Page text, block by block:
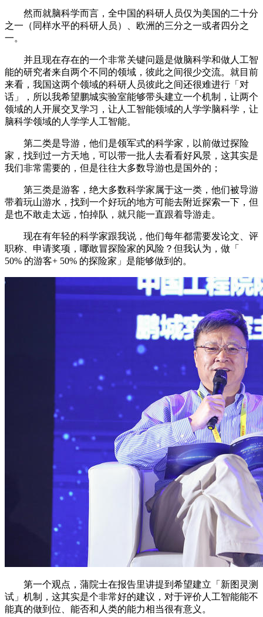
然而就脑科学而言，全中国的科研人员仅为美国的二十分
之一（同样水平的科研人员）、欧洲的三分之一或者四分之
一。
并且现在存在的一个非常关键问题是做脑科学和做人工智
能的研究者来自两个不同的领域，彼此之间很少交流。就目前
来看，我国这两个领域的科研人员彼此之间还很难进行「对
话」，所以我希望鹏城实验室能够带头建立一个机制，让两个
领域的人开展交叉学习，让人工智能领域的人学学脑科学，让
脑科学领域的人学学人工智能。
第二类是导游，他们是领军式的科学家，以前做过探险
家，找到过一方天地，可以带一批人去看看好风景，这其实是
我们非常需要的，但是往往大多数导游也是国外的；
第三类是游客，绝大多数科学家属于这一类，他们被导游
带着玩山游水，找到一个好玩的地方可能去附近探索一下，但
是也不敢走太远，怕掉队，就只能一直跟着导游走。
现在有年轻的科学家跟我说，他们每年都需要发论文、评
职称、申请奖项，哪敢冒探险家的风险？但我认为，做「
50% 的游客+ 50% 的探险家」是能够做到的。
第一个观点，蒲院士在报告里讲提到希望建立「新图灵测
试」机制，这其实是个非常好的建议，对于评价人工智能能不
能真的做到位、能否和人类的能力相当很有意义。